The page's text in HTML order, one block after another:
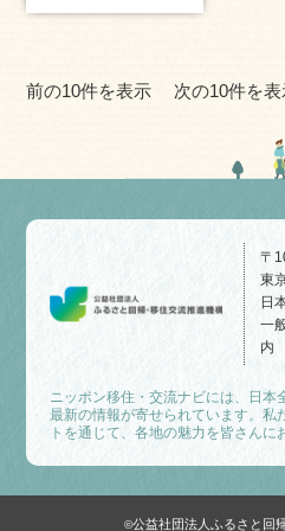
前の10件を表示 次の10件を
〒
東
日
一
内
ニッポン移住・交流ナビには、日本
最新の情報が寄せられています。私
トを通じて、各地の魅力を皆さんに
©公益社団法人ふるさと回